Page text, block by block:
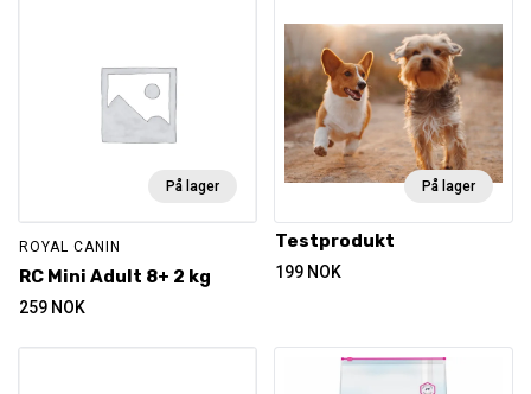
På lager
ROYAL CANIN
RC Mini Adult 8+ 2 kg
259 NOK
På lager
Testprodukt
199 NOK